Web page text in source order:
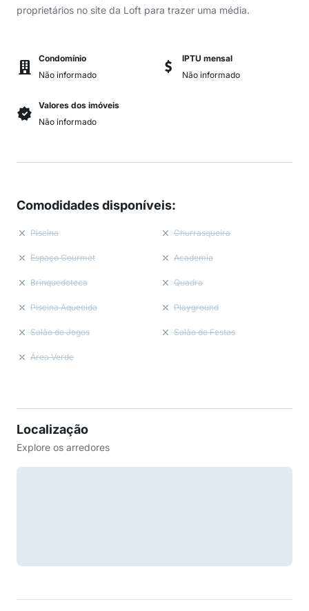
proprietários no site da Loft para trazer uma média.
Condomínio
Não informado
IPTU mensal
Não informado
Valores dos imóveis
Não informado
Comodidades disponíveis:
Piscina Churrasqueira
Espaço Gourmet Academia
Brinquedoteca Quadra
Piscina Aquecida Playground
Salão de Jogos Salão de Festas
Área Verde
Localização
Explore os arredores